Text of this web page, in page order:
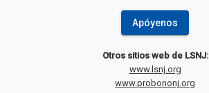
Apóyenos
Otros sitios web de LSNJ:
www.lsnj.org
www.probononj.org